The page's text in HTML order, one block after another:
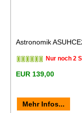
Astronomik
Nur noch 2
EUR 139,00
Mehr Infos...